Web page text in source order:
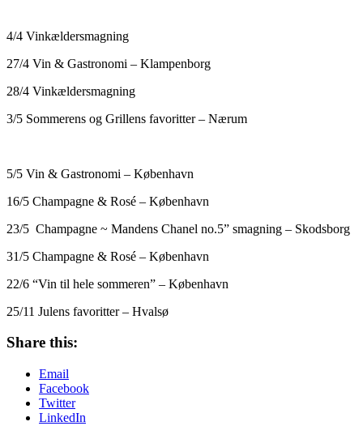
4/4 Vinkældersmagning
27/4 Vin & Gastronomi – Klampenborg
28/4 Vinkældersmagning
3/5 Sommerens og Grillens favoritter – Nærum
5/5 Vin & Gastronomi – København
16/5 Champagne & Rosé – København
23/5 Champagne ~ Mandens Chanel no.5” smagning – Skodsborg
31/5 Champagne & Rosé – København
22/6 “Vin til hele sommeren” – København
25/11 Julens favoritter – Hvalsø
Share this:
Email
Facebook
Twitter
LinkedIn